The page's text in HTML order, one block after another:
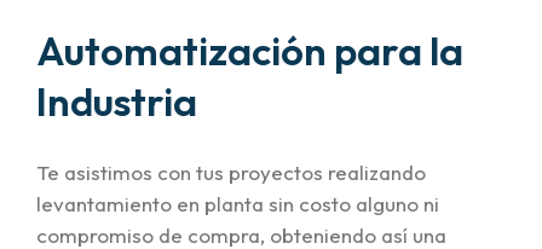
Automatización para la
Industria
Te asistimos con tus proyectos realizando
levantamiento en planta sin costo alguno ni
compromiso de compra, obteniendo así una